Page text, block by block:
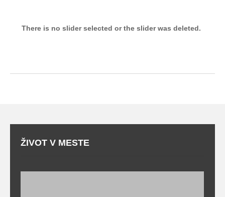
There is no slider selected or the slider was deleted.
ŽIVOT V MESTE